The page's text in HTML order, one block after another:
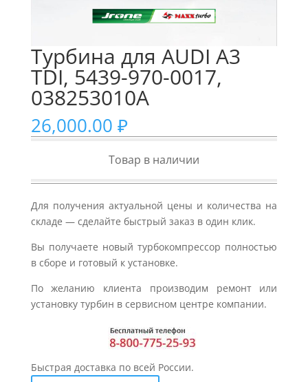
Турбина для AUDI A3
TDI, 5439-970-0017,
038253010A
26,000.00 ₽
Товар в наличии
Для получения актуальной цены и количества на
складе — сделайте быстрый заказ в один клик.
Вы получаете новый турбокомпрессор полностью
в сборе и готовый к установке.
По желанию клиента производим ремонт или
установку турбин в сервисном центре компании.
Быстрая доставка по всей России.